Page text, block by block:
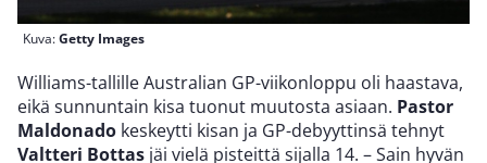
Kuva:Getty Images
Williams-tallille Australian GP-viikonloppu oli haastava,
eikä sunnuntain kisa tuonut muutosta asiaan. Pastor
Maldonado keskeytti kisan ja GP-debyyttinsä tehnyt
Valtteri Bottas jäi vielä pisteittä sijalla 14. – Sain hyvän